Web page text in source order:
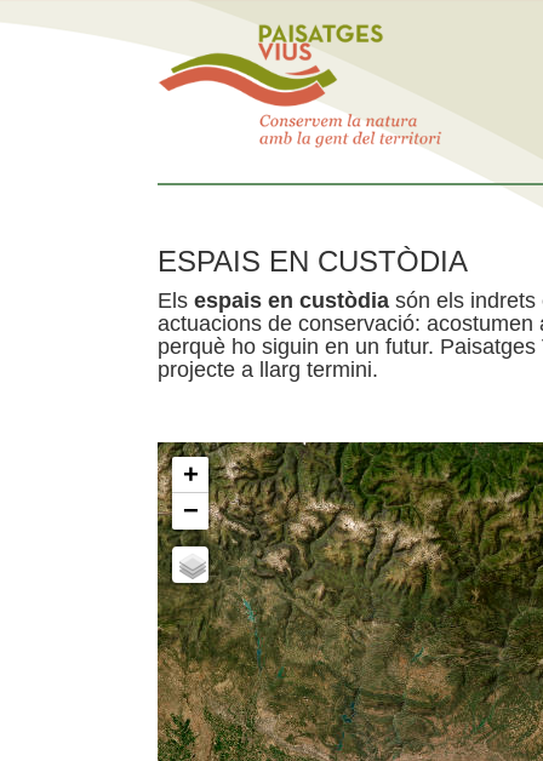
ESPAIS EN CUSTÒDIA
Els espais en custòdia són els indrets
actuacions de conservació:
perquè ho siguin en un futur.
projecte a llarg termini.
+
−